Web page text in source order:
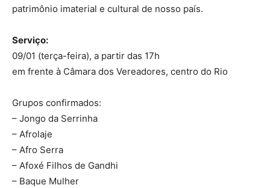
patrimônio imaterial e cultural de nosso país.
Serviço:
09/01 (terça-feira), a partir das 17h
em frente à Câmara dos Vereadores, centro do Rio
Grupos confirmados:
– Jongo da Serrinha
– Afrolaje
– Afro Serra
– Afoxé Filhos de Gandhi
– Baque Mulher